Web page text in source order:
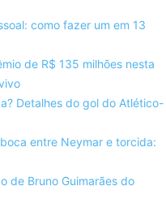
como fazer um em 13
de R$ 135 milhões nesta
Detalhes do gol do Atlético-
entre Neymar e torcida:
de Bruno Guimarães do